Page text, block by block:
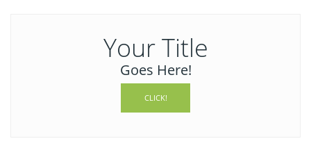
Your Title
Goes Here!
CLICK!